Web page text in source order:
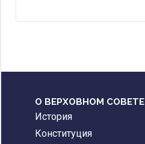
О ВЕРХОВНОМ СОВЕТЕ
История
Конституция